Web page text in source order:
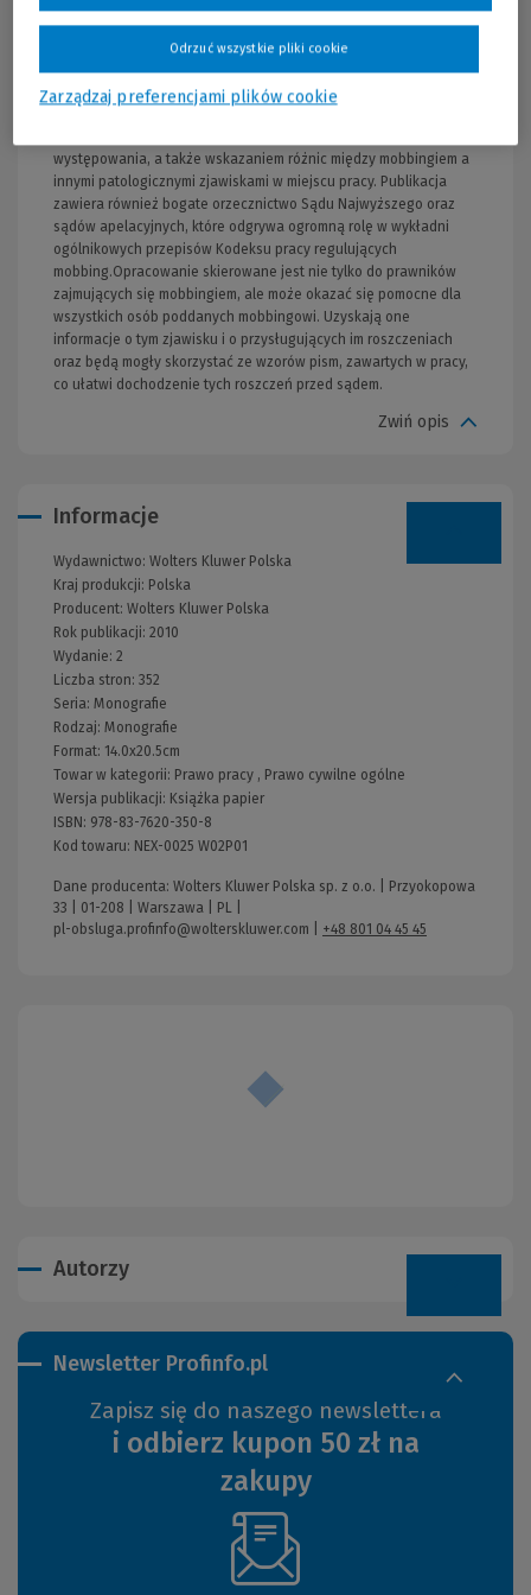
zarówno przepisy Kodeksu pracy, jak i Kodeksu cywilnego.
Zwrócono również uwagę na problematykę procesową związaną
polubownych sposobów rozwiązywania sporów w sprawach
występowania, a także wskazaniem różnic między mobbingiem a
innymi patologicznymi zjawiskami w miejscu pracy. Publikacja
zawiera również bogate orzecznictwo Sądu Najwyższego oraz
sądów apelacyjnych, które odgrywa ogromną rolę w wykładni
ogólnikowych przepisów Kodeksu pracy regulujących
mobbing.Opracowanie skierowane jest nie tylko do prawników
zajmujących się mobbingiem, ale może okazać się pomocne dla
wszystkich osób poddanych mobbingowi. Uzyskają one
informacje o tym zjawisku i o przysługujących im roszczeniach
oraz będą mogły skorzystać ze wzorów pism, zawartych w pracy,
co ułatwi dochodzenie tych roszczeń przed sądem.
Zwiń opis
Informacje
Wydawnictwo: Wolters Kluwer Polska
Kraj produkcji: Polska
Producent: Wolters Kluwer Polska
Rok publikacji: 2010
Wydanie: 2
Liczba stron: 352
Seria: Monografie
Rodzaj: Monografie
Format: 14.0x20.5cm
Towar w kategorii: Prawo pracy , Prawo cywilne ogólne
Wersja publikacji: Książka papier
ISBN: 978-83-7620-350-8
Kod towaru: NEX-0025 W02P01
Dane producenta: Wolters Kluwer Polska sp. z o.o. | Przyokopowa
33 | 01-208 | Warszawa | PL |
pl-obsluga.profinfo@wolterskluwer.com
+48 801 04 45 45
Autorzy
Newsletter Profinfo.pl
Zapisz się do naszego newslettera
i odbierz kupon 50 zł na
zakupy
(Nowe
okno)
Zarządzaj preferencjami plików cookie
Odrzuć wszystkie pliki cookie